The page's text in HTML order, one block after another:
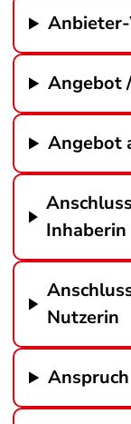
Angebot
Angebot
Inhaberin
Nutzerin
Anspruch